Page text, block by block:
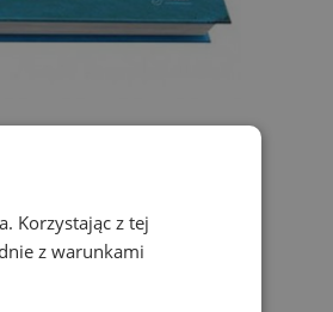
kilkanaście różnych
Korzystając z tej
z warunkami